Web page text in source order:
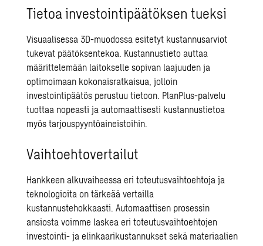
Tietoa investointipäätöksen tueksi
Visuaalisessa 3D-muodossa esitetyt kustannusarviot
tukevat päätöksentekoa. Kustannustieto auttaa
määrittelemään laitokselle sopivan laajuuden ja
optimoimaan kokonaisratkaisua, jolloin
investointipäätös perustuu tietoon. PlanPlus-palvelu
tuottaa nopeasti ja automaattisesti kustannustietoa
myös tarjouspyyntöaineistoihin.
Vaihtoehtovertailut
Hankkeen alkuvaiheessa eri toteutusvaihtoehtoja ja
teknologioita on tärkeää vertailla
kustannustehokkaasti. Automaattisen prosessin
ansiosta voimme laskea eri toteutusvaihtoehtojen
investointi- ja elinkaarikustannukset sekä materiaalien